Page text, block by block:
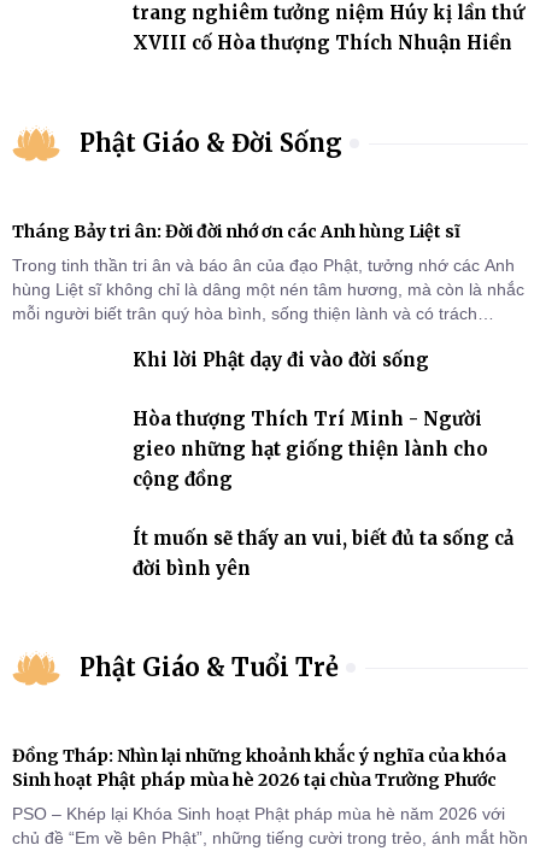
trang nghiêm tưởng niệm Húy kị lần thứ
XVIII cố Hòa thượng Thích Nhuận Hiền
Phật Giáo & Đời Sống
Tháng Bảy tri ân: Đời đời nhớ ơn các Anh hùng Liệt sĩ
Trong tinh thần tri ân và báo ân của đạo Phật, tưởng nhớ các Anh
hùng Liệt sĩ không chỉ là dâng một nén tâm hương, mà còn là nhắc
mỗi người biết trân quý hòa bình, sống thiện lành và có trách
Khi lời Phật dạy đi vào đời sống
Hòa thượng Thích Trí Minh - Người
gieo những hạt giống thiện lành cho
cộng đồng
Ít muốn sẽ thấy an vui, biết đủ ta sống cả
đời bình yên
Phật Giáo & Tuổi Trẻ
Đồng Tháp: Nhìn lại những khoảnh khắc ý nghĩa của khóa
Sinh hoạt Phật pháp mùa hè 2026 tại chùa Trường Phước
PSO – Khép lại Khóa Sinh hoạt Phật pháp mùa hè năm 2026 với
chủ đề “Em về bên Phật”, những tiếng cười trong trẻo, ánh mắt hồn